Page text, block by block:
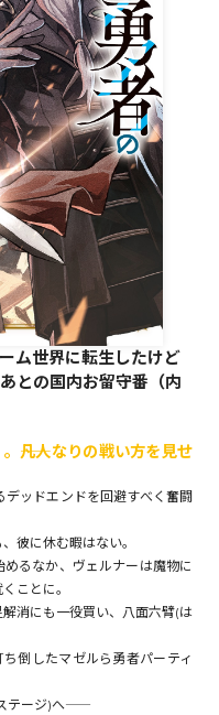
ルスf
ス
ェ
ム世界に転生したけど
との国内お留守番（内
――凡人なりの戦い方を見せ
ッドエンドを回避すべく奮闘
彼に休む暇はない。
るなか、ヴェルナーは魔物に
ことに。
消にも一役買い、八面六臂(は
倒したマゼルら勇者パーティ
ージ)へ――